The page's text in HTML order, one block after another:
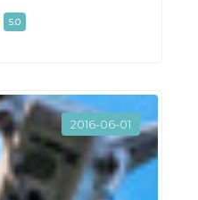
5.0
2016-06-01